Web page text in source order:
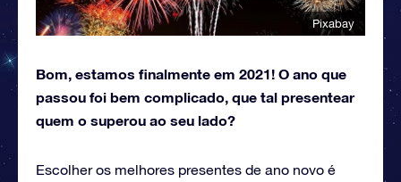
Pixabay
Bom, estamos finalmente em 2021! O ano que
passou foi bem complicado, que tal presentear
quem o superou ao seu lado?
Escolher os melhores presentes de ano novo é